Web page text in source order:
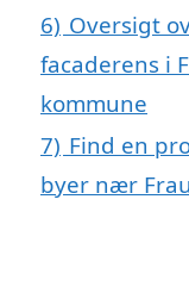
6) Oversigt
facaderens i
kommune
7) Find en
byer nær